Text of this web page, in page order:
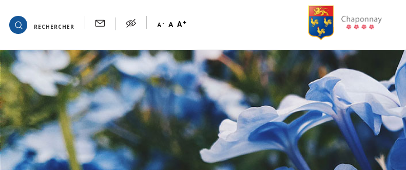
RECHERCHER A - A A+